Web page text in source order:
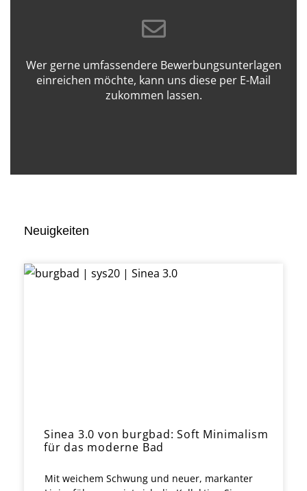
Wer gerne umfassendere Bewerbungsunterlagen
einreichen möchte, kann uns diese per E-Mail
zukommen lassen.
Neuigkeiten
Sinea 3.0 von burgbad: Soft Minimalism
für das moderne Bad
Mit weichem Schwung und neuer, markanter